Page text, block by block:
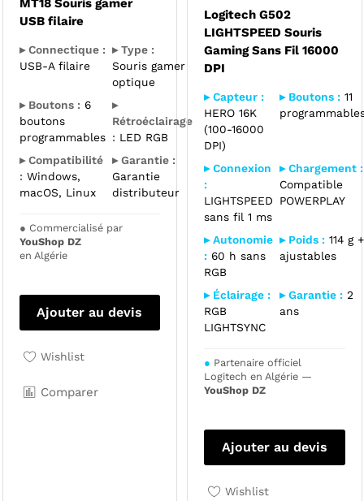
MT18 Souris gamer
USB filaire
▸ Connectique :
USB-A filaire
▸ Type :
Souris gamer
optique
▸ Boutons : 6
boutons
programmables
▸
Rétroéclairage
: LED RGB
▸ Compatibilité
: Windows,
macOS, Linux
▸ Garantie :
Garantie
distributeur
● Commercialisé par
YouShop DZ
en Algérie
Ajouter au devis
Wishlist
Comparer
Logitech G502
LIGHTSPEED Souris
Gaming Sans Fil 16000
DPI
▸ Capteur :
HERO 16K
(100-16000
DPI)
▸ Boutons : 11
▸ Connexion
:
LIGHTSPEED
sans fil 1 ms
▸ Chargement :
Compatible
POWERPLAY
▸ Autonomie
: 60 h sans
RGB
▸ Poids : 114 g +
ajustables
▸ Éclairage :
RGB
LIGHTSYNC
▸ Garantie : 2
ans
● Partenaire officiel
Logitech en Algérie —
YouShop DZ
Ajouter au devis
Wishlist